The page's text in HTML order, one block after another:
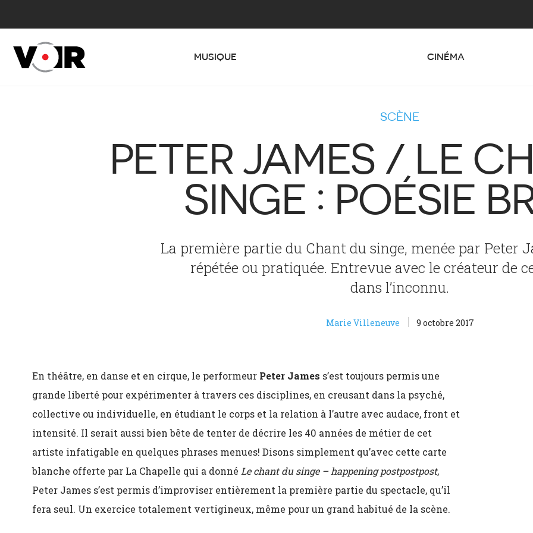
MUSIQUE CINÉMA
SCÈNE
PETER JAMES / LE
SINGE : POÉSIE
La première partie du Chant du singe, menée par Peter
répétée ou pratiquée. Entrevue avec le créateur de
dans l’inconnu.
Marie Villeneuve 9 octobre 2017
En théâtre, en danse et en cirque, le performeur Peter James s’est toujours permis une
grande liberté pour expérimenter à travers ces disciplines, en creusant dans la psyché,
collective ou individuelle, en étudiant le corps et la relation à l’autre avec audace, front et
intensité. Il serait aussi bien bête de tenter de décrire les 40 années de métier de cet
artiste infatigable en quelques phrases menues! Disons simplement qu’avec cette carte
blanche offerte par La Chapelle qui a donné Le chant du singe – happening postpostpost,
Peter James s’est permis d’improviser entièrement la première partie du spectacle, qu’il
fera seul. Un exercice totalement vertigineux, même pour un grand habitué de la scène.